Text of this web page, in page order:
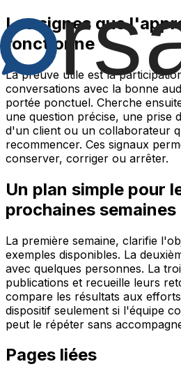
Les signes que
fonctionne
La preuve utile est la
conversations avec la bonne
portée ponctuel. Cherche
une question précise, une prise
d'un client ou un collaborateur
recommencer. Ces signaux
conserver, corriger ou arrêter.
Un plan simple pour
prochaines semaines
La première semaine, clarifie
exemples disponibles. La
avec quelques personnes. La
publications et recueille leurs
compare les résultats aux
dispositif seulement si l'équipe
peut le répéter sans
Pages liées